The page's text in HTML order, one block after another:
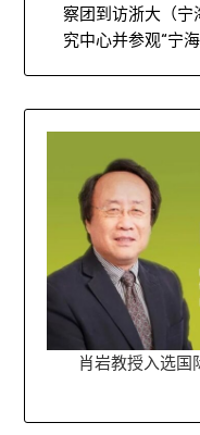
察团到访浙大（宁
究中心并参观“宁
肖岩教授入选国